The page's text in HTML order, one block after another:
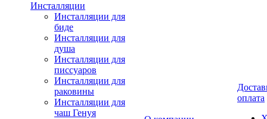
Инсталляции
Инсталляции для
биде
Инсталляции для
душа
Инсталляции для
писсуаров
Инсталляции для
раковины
Инсталляции для
чаш Генуя
оплата